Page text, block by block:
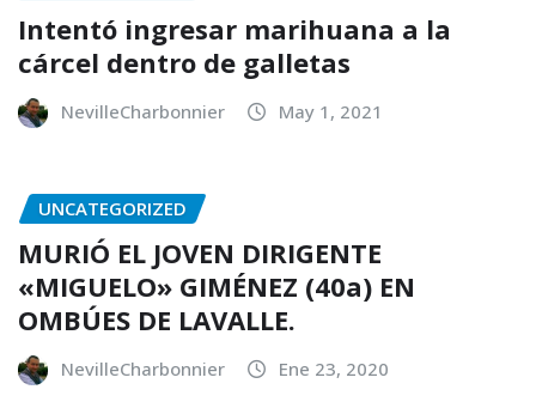
Intentó ingresar marihuana a la
cárcel dentro de galletas
NevilleCharbonnier May 1, 2021
UNCATEGORIZED
MURIÓ EL JOVEN DIRIGENTE
«MIGUELO» GIMÉNEZ (40a) EN
OMBÚES DE LAVALLE.
NevilleCharbonnier Ene 23, 2020